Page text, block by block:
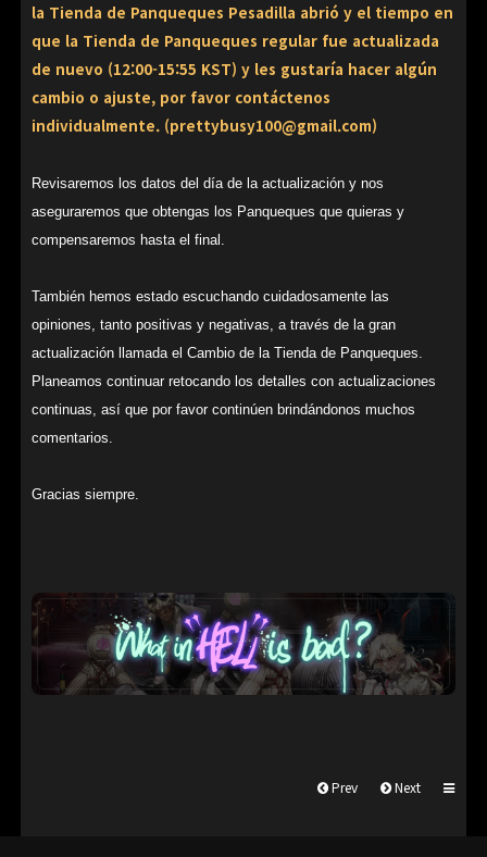
la Tienda de Panqueques Pesadilla abrió y el tiempo en
que la Tienda de Panqueques regular fue actualizada
de nuevo (12:00-15:55 KST) y les gustaría hacer algún
cambio o ajuste, por favor contáctenos
individualmente. (prettybusy100@gmail.com)
Revisaremos los datos del día de la actualización y nos
aseguraremos que obtengas los Panqueques que quieras y
compensaremos hasta el final.
También hemos estado escuchando cuidadosamente las
opiniones, tanto positivas y negativas, a través de la gran
actualización llamada el Cambio de la Tienda de Panqueques.
Planeamos continuar retocando los detalles con actualizaciones
continuas, así que por favor continúen brindándonos muchos
comentarios.
Gracias siempre.
Prev Next